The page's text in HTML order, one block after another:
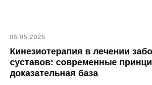
05.05.2025
Кинезиотерапия в лечении
суставов: современные
доказательная база